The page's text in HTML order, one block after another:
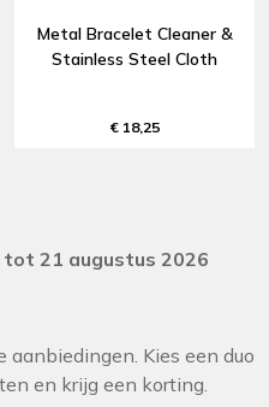
Metal Bracelet Cleaner &
Stainless Steel Cloth
€ 18,25
21 augustus 2026
aanbiedingen. Kies een duo
en krijg een korting.